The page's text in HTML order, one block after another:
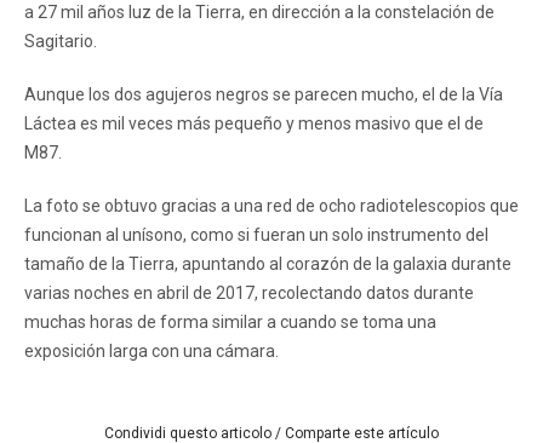
a 27 mil años luz de la Tierra, en dirección a la constelación de
Sagitario.
Aunque los dos agujeros negros se parecen mucho, el de la Vía
Láctea es mil veces más pequeño y menos masivo que el de
M87.
La foto se obtuvo gracias a una red de ocho radiotelescopios que
funcionan al unísono, como si fueran un solo instrumento del
tamaño de la Tierra, apuntando al corazón de la galaxia durante
varias noches en abril de 2017, recolectando datos durante
muchas horas de forma similar a cuando se toma una
exposición larga con una cámara.
Condividi questo articolo / Comparte este artículo